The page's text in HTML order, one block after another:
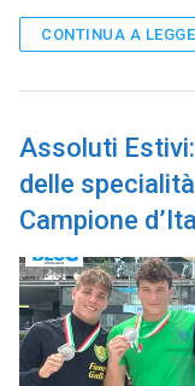
CONTINUA A
Assoluti
delle
Campione